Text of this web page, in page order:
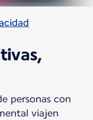
personas con
viajen